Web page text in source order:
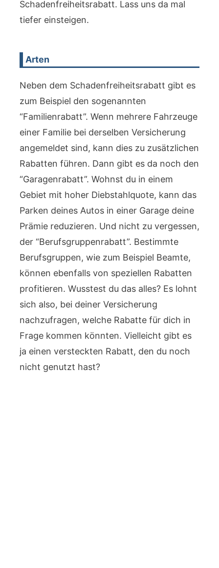
Schadenfreiheitsrabatt. Lass uns da mal
tiefer einsteigen.
Arten
Neben dem Schadenfreiheitsrabatt gibt es
zum Beispiel den sogenannten
“Familienrabatt”. Wenn mehrere Fahrzeuge
einer Familie bei derselben Versicherung
angemeldet sind, kann dies zu zusätzlichen
Rabatten führen. Dann gibt es da noch den
“Garagenrabatt”. Wohnst du in einem
Gebiet mit hoher Diebstahlquote, kann das
Parken deines Autos in einer Garage deine
Prämie reduzieren. Und nicht zu vergessen,
der “Berufsgruppenrabatt”. Bestimmte
Berufsgruppen, wie zum Beispiel Beamte,
können ebenfalls von speziellen Rabatten
profitieren. Wusstest du das alles? Es lohnt
sich also, bei deiner Versicherung
nachzufragen, welche Rabatte für dich in
Frage kommen könnten. Vielleicht gibt es
ja einen versteckten Rabatt, den du noch
nicht genutzt hast?